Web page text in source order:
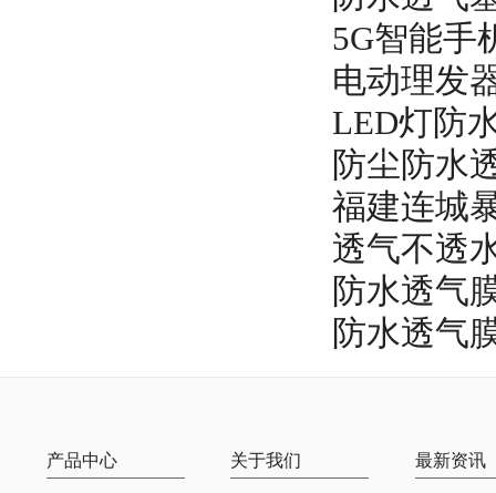
5G智能手
电动理发
LED灯防
防尘防水
福建连城
透气不透
防水透气
防水透气
产品中心 关于我们 最新资讯